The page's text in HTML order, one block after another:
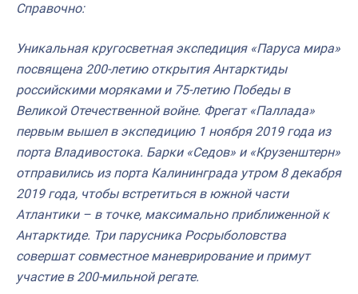
Справочно:
Уникальная кругосветная экспедиция «Паруса мира»
посвящена 200-летию открытия Антарктиды
российскими моряками и 75-летию Победы в
Великой Отечественной войне. Фрегат «Паллада»
первым вышел в экспедицию 1 ноября 2019 года из
порта Владивостока. Барки «Седов» и «Крузенштерн»
отправились из порта Калининграда утром 8 декабря
2019 года, чтобы встретиться в южной части
Атлантики – в точке, максимально приближенной к
Антарктиде. Три парусника Росрыболовства
совершат совместное маневрирование и примут
участие в 200-мильной регате.